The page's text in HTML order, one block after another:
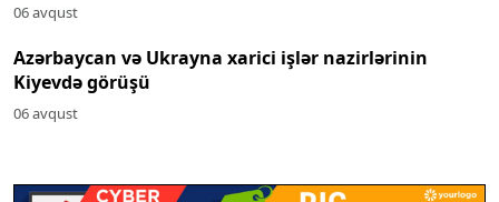
06 avqust
Azərbaycan və Ukrayna xarici işlər nazirlərinin
Kiyevdə görüşü
06 avqust